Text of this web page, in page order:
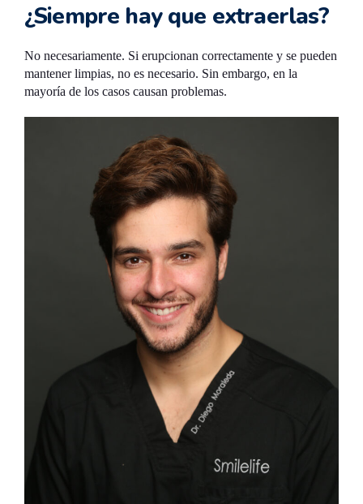
¿Siempre hay que extraerlas?
No necesariamente. Si erupcionan correctamente y se pueden
mantener limpias, no es necesario. Sin embargo, en la
mayoría de los casos causan problemas.